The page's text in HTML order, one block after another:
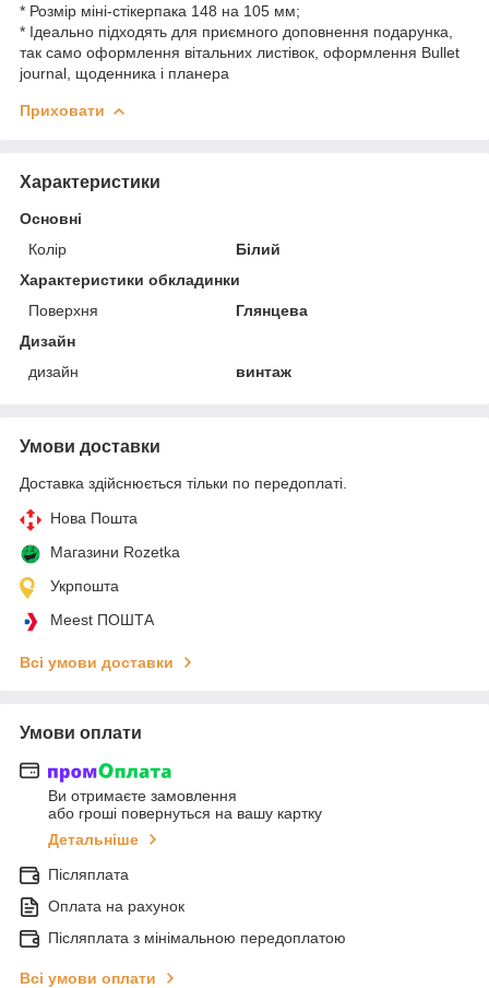
* Розмір міні-стікерпака 148 на 105 мм;
* Ідеально підходять для приємного доповнення подарунка,
так само оформлення вітальних листівок, оформлення Bullet
journal, щоденника і планера
Приховати
Характеристики
Основні
Колір
Білий
Характеристики обкладинки
Поверхня
Глянцева
Дизайн
дизайн
винтаж
Умови доставки
Доставка здійснюється тільки по передоплаті.
Нова Пошта
Магазини Rozetka
Укрпошта
Meest ПОШТА
Всі умови доставки
Умови оплати
Ви отримаєте замовлення
або гроші повернуться на вашу картку
Детальніше
Післяплата
Оплата на рахунок
Післяплата з мінімальною передоплатою
Всі умови оплати